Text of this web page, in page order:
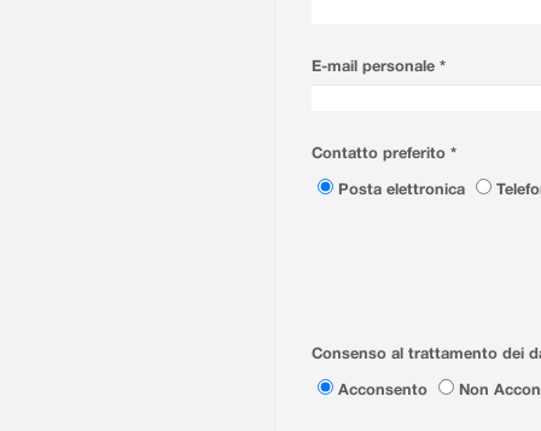
E-mail personale *
Contatto preferito *
Posta elettronica
Consenso al trattamento dei
Acconsento
Non